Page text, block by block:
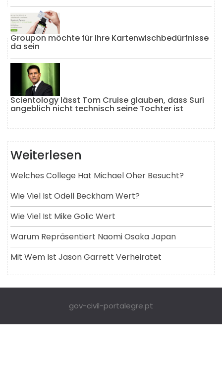
Groupon möchte für Ihre Kartenwischbedürfnisse
da sein
Scientology lässt Tom Cruise glauben, dass Suri
angeblich nicht technisch seine Tochter ist
Weiterlesen
Welches College Hat Michael Oher Besucht?
Wie Viel Ist Odell Beckham Wert?
Wie Viel Ist Mike Golic Wert
Warum Repräsentiert Naomi Osaka Japan
Mit Wem Ist Jason Garrett Verheiratet
gov-civil-portalegre.pt